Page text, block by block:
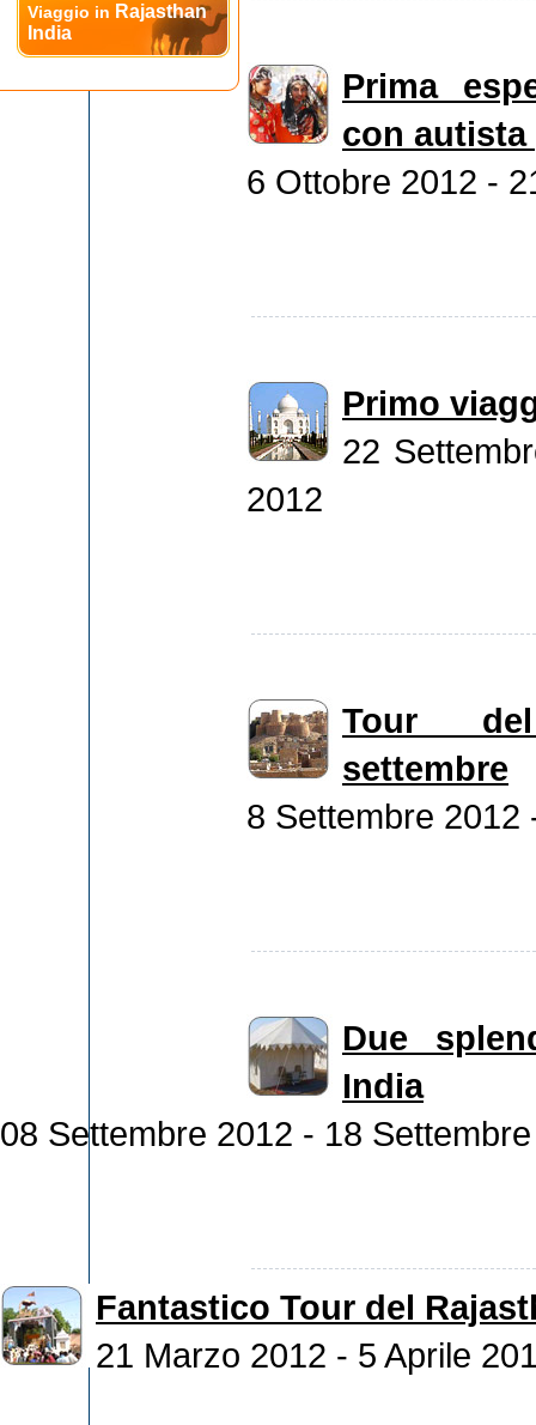
Viaggio in Rajasthan
India
Prima
con autista
6 Ottobre 2012 -
Primo
22
2012
Tour
settembre
8 Settembre 2012
Due
India
08 Settembre 2012 - 18
Fantastico Tour del
21 Marzo 2012 - 5 Aprile